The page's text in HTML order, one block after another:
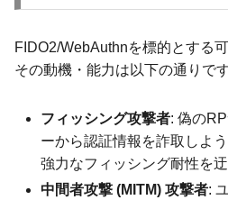
FIDO2/WebAuthnを標的とする
その動機・能力は以下の通りです
フィッシング攻撃者: 偽の
ーから認証情報を詐取しよ
強力なフィッシング耐性を
中間者攻撃 (MITM) 攻撃者: